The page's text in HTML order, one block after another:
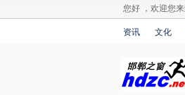
您好 ，欢迎您
资讯 文化